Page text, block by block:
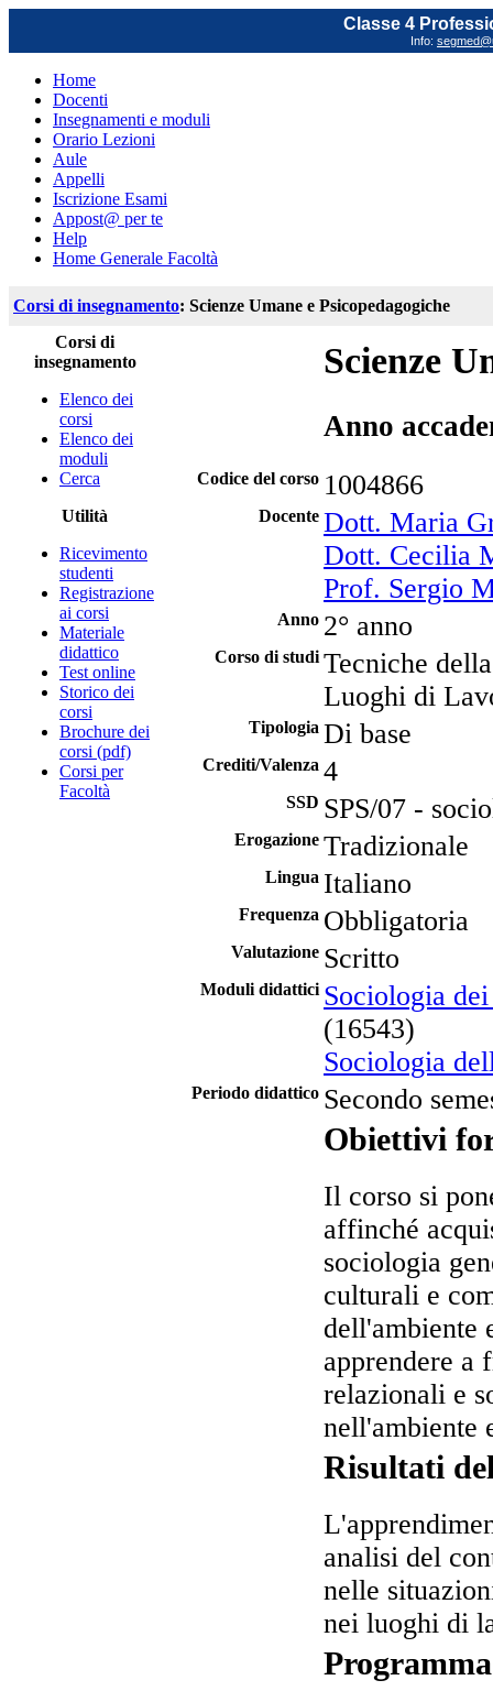
Classe 4
Info:
Home
Docenti
Insegnamenti e moduli
Orario Lezioni
Aule
Appelli
Iscrizione Esami
Appost@ per te
Help
Home Generale Facoltà
Corsi di insegnamento: Scienze Umane e Psicopedagogiche
Corsi di
insegnamento
Elenco dei
corsi
Elenco dei
moduli
Cerca
Utilità
Ricevimento
studenti
Registrazione
ai corsi
Materiale
didattico
Test online
Storico dei
corsi
Brochure dei
corsi (pdf)
Corsi per
Facoltà
Scienze
Anno
Codice del corso 1004866
Docente Dott. Maria
Dott. Cecilia
Prof. Sergio
Anno 2° anno
Corso di studi Tecniche
Luoghi di
Tipologia Di base
Crediti/Valenza 4
SSD SPS/07 -
Erogazione Tradizionale
Lingua Italiano
Frequenza Obbligatoria
Valutazione Scritto
Moduli didattici Sociologia
(16543)
Sociologia
Periodo didattico Secondo
Obiettivi
Il corso si
affinché
sociologia
culturali e
dell'ambiente
apprendere a
relazionali e
nell'ambiente
Risultati
analisi del
nelle
nei luoghi di
Programma